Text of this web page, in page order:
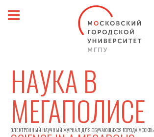
НАУКА В
МЕГАПОЛИСЕ
ЭЛЕКТРОННЫЙ НАУЧНЫЙ ЖУРНАЛ ДЛЯ ОБУЧАЮЩИХСЯ ГОРОДА МОСКВЫ